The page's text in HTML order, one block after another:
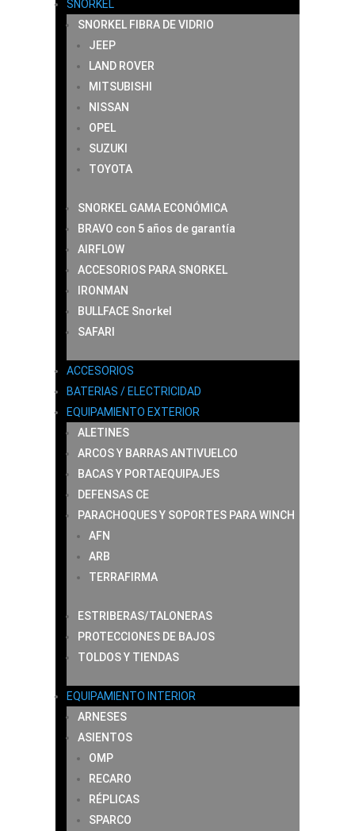
SNORKEL
SNORKEL FIBRA DE VIDRIO
JEEP
LAND ROVER
MITSUBISHI
NISSAN
OPEL
SUZUKI
TOYOTA
SNORKEL GAMA ECONÓMICA
BRAVO con 5 años de garantía
AIRFLOW
ACCESORIOS PARA SNORKEL
IRONMAN
BULLFACE Snorkel
SAFARI
ACCESORIOS
BATERIAS / ELECTRICIDAD
EQUIPAMIENTO EXTERIOR
ALETINES
ARCOS Y BARRAS ANTIVUELCO
BACAS Y PORTAEQUIPAJES
DEFENSAS CE
PARACHOQUES Y SOPORTES PARA WINCH
AFN
ARB
TERRAFIRMA
ESTRIBERAS/TALONERAS
PROTECCIONES DE BAJOS
TOLDOS Y TIENDAS
EQUIPAMIENTO INTERIOR
ARNESES
ASIENTOS
OMP
RECARO
RÉPLICAS
SPARCO